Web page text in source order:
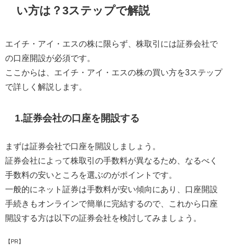
い方は？3ステップで解説
エイチ・アイ・エスの株に限らず、株取引には証券会社で
の口座開設が必須です。
ここからは、エイチ・アイ・エスの株の買い方を3ステップ
で詳しく解説します。
1.証券会社の口座を開設する
まずは証券会社で口座を開設しましょう。
証券会社によって株取引の手数料が異なるため、なるべく
手数料の安いところを選ぶのがポイントです。
一般的にネット証券は手数料が安い傾向にあり、口座開設
手続きもオンラインで簡単に完結するので、これから口座
開設する方は以下の証券会社を検討してみましょう。
【PR】